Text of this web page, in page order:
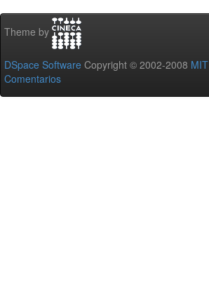
Theme by
DSpace Software Copyright © 2002-2008 MIT
Comentarios